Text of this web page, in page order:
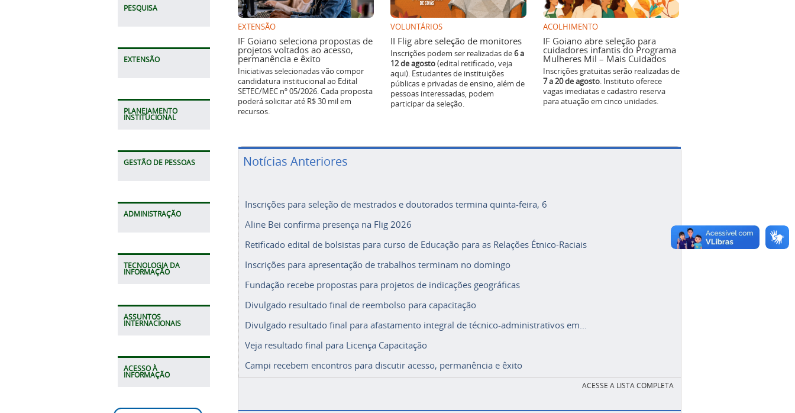
PESQUISA
EXTENSÃO
PLANEJAMENTO
INSTITUCIONAL
GESTÃO DE PESSOAS
ADMINISTRAÇÃO
TECNOLOGIA DA
INFORMAÇÃO
ASSUNTOS
INTERNACIONAIS
ACESSO À
INFORMAÇÃO
EXTENSÃO
IF Goiano seleciona propostas de
projetos voltados ao acesso,
permanência e êxito
Iniciativas selecionadas vão compor
candidatura institucional ao Edital
SETEC/MEC nº 05/2026. Cada proposta
poderá solicitar até R$ 30 mil em
recursos.
VOLUNTÁRIOS
II Flig abre seleção de monitores
Inscrições podem ser realizadas de
12 de agosto(edital retificado, veja
aqui). Estudantes de instituições
públicas e privadas de ensino, além de
pessoas interessadas, podem
participar da seleção.
ACOLHIMENTO
IF Goiano abre seleção para
cuidadores infantis do Programa
Mulheres Mil – Mais Cuidados
Inscrições gratuitas serão realizadas de
7 a 20 de agosto. Instituto oferece
vagas imediatas e cadastro reserva
para atuação em cinco unidades.
Aline Bei confirma presença na Flig 2026
Retificado edital de bolsistas para curso de Educação para as Relações Étnico-Raciais
Inscrições para apresentação de trabalhos terminam no domingo
Fundação recebe propostas para projetos de indicações geográficas
Divulgado resultado final de reembolso para capacitação
Divulgado resultado final para afastamento integral de técnico-administrativos em...
Veja resultado final para Licença Capacitação
Campi recebem encontros para discutir acesso, permanência e êxito